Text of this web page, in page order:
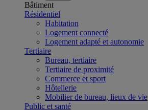
Bâtiment
Résidentiel
Habitation
Logement connecté
Logement adapté et autonomie
Tertiaire
Bureau, tertiaire
Tertiaire de proximité
Commerce et sport
Hôtellerie
Mobilier de bureau, lieux de vie
Public et santé